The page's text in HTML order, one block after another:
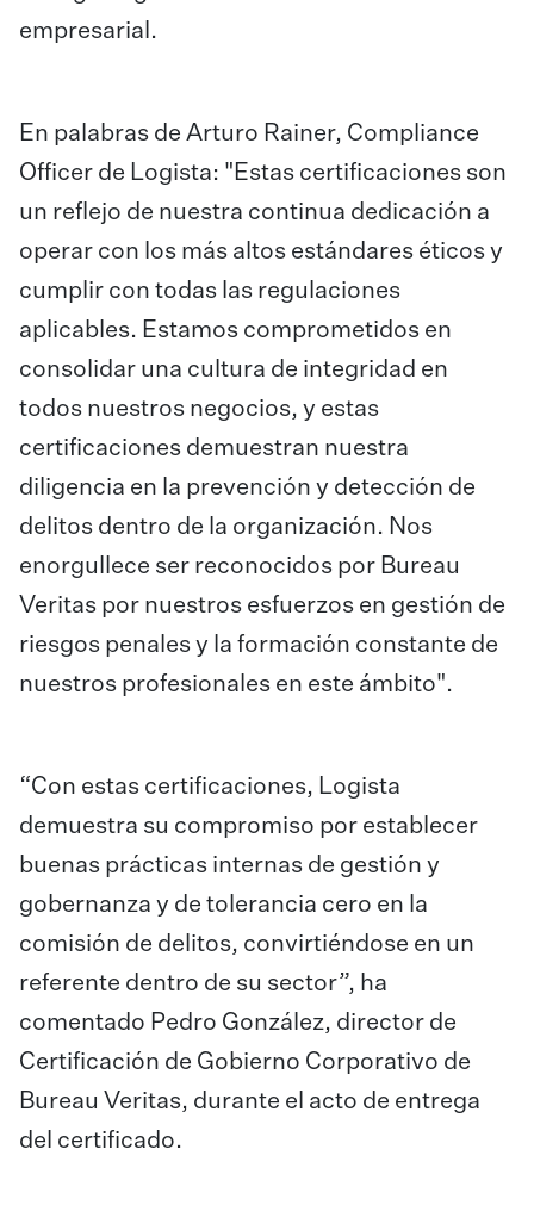
empresarial.
En palabras de Arturo Rainer, Compliance
Officer de Logista: "Estas certificaciones son
un reflejo de nuestra continua dedicación a
operar con los más altos estándares éticos y
cumplir con todas las regulaciones
aplicables. Estamos comprometidos en
consolidar una cultura de integridad en
todos nuestros negocios, y estas
certificaciones demuestran nuestra
diligencia en la prevención y detección de
delitos dentro de la organización. Nos
enorgullece ser reconocidos por Bureau
Veritas por nuestros esfuerzos en gestión de
riesgos penales y la formación constante de
nuestros profesionales en este ámbito".
“Con estas certificaciones, Logista
demuestra su compromiso por establecer
buenas prácticas internas de gestión y
gobernanza y de tolerancia cero en la
comisión de delitos, convirtiéndose en un
referente dentro de su sector”, ha
comentado Pedro González, director de
Certificación de Gobierno Corporativo de
Bureau Veritas, durante el acto de entrega
del certificado.